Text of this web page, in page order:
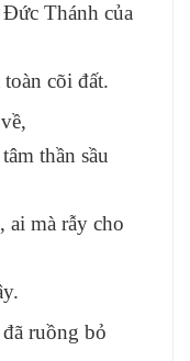
Thánh của
cõi đất.
thần sầu
ai mà rẫy cho
ruồng bỏ